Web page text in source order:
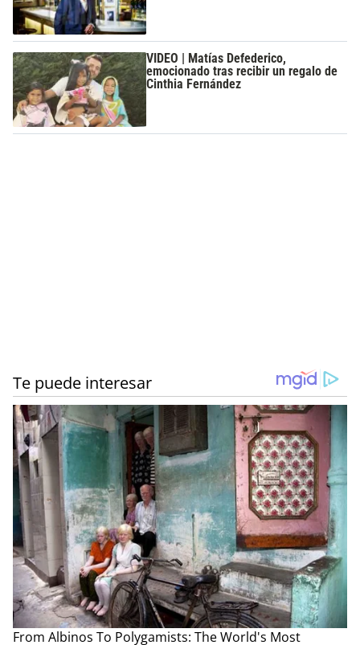
VIDEO | Matías Defederico,
emocionado tras recibir un regalo de
Cinthia Fernández